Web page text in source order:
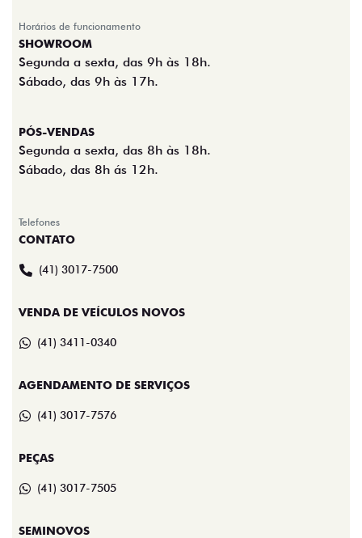
Horários de funcionamento
SHOWROOM
Segunda a sexta, das 9h às 18h.
Sábado, das 9h às 17h.
PÓS-VENDAS
Segunda a sexta, das 8h às 18h.
Sábado, das 8h ás 12h.
Telefones
CONTATO
(41) 3017-7500
VENDA DE VEÍCULOS NOVOS
(41) 3411-0340
AGENDAMENTO DE SERVIÇOS
(41) 3017-7576
PEÇAS
(41) 3017-7505
SEMINOVOS